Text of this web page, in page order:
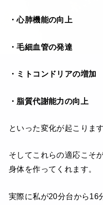
・心肺機能の向上
・毛細血管の発達
・ミトコンドリアの増加
・脂質代謝能力の向上
といった変化が起こります
そしてこれらの適応こそ
身体を作ってくれます。
実際に私が20分台から16